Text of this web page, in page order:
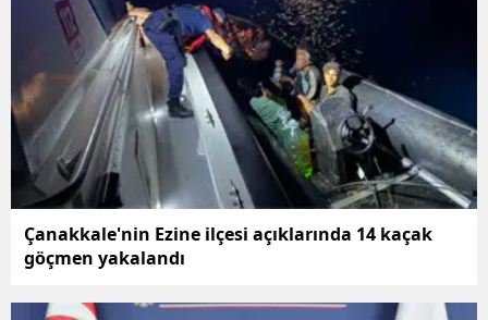
Muş
Nevşehir
Niğde
Ordu
Sakarya
Çanakkale'nin Ezine ilçesi açıklarında 14 kaçak
göçmen yakalandı